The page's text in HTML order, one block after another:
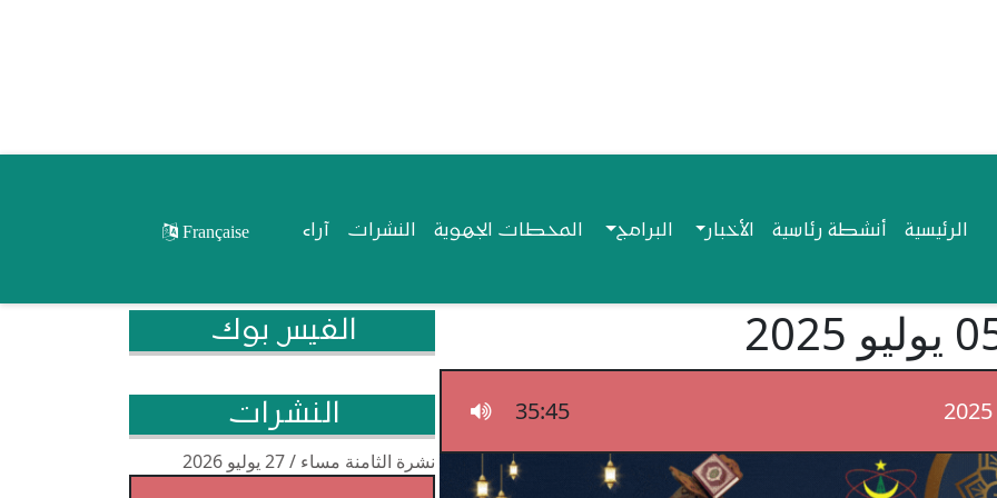
Navigationالرئيسية أنشطة رئاسية الأخبار البرامج المحطات الجهوية النشرات آراء Française
35:45
الفيس بوك
النشرات
نشرة الثامنة مساء / 27 يوليو 2026